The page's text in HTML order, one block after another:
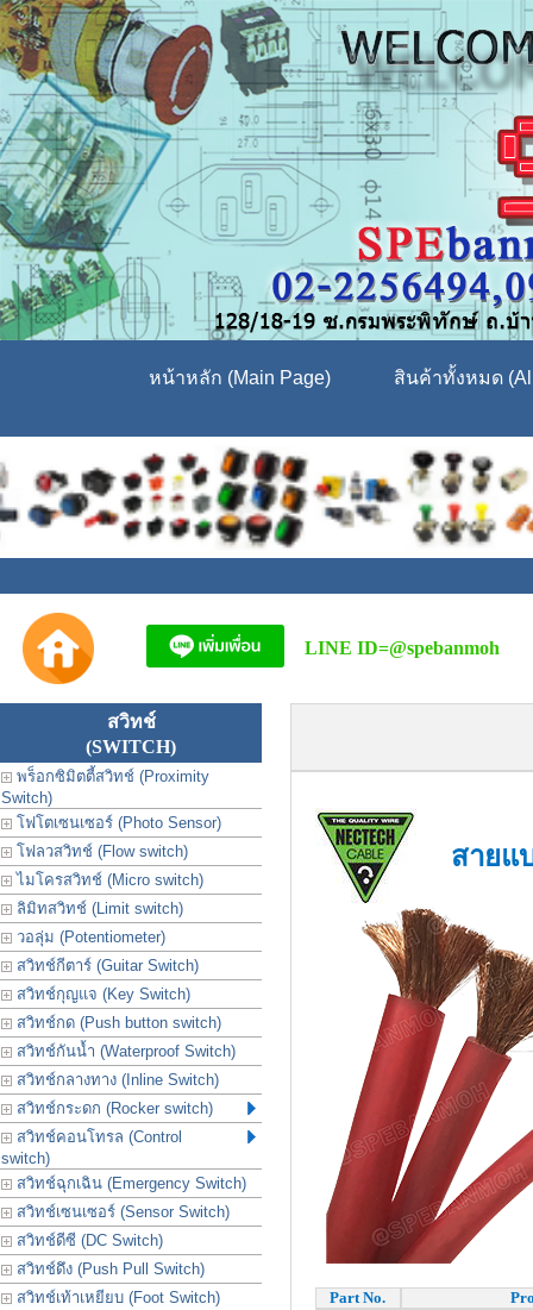
หน้าหลัก (Main Page) สินค้าทั้งหมด
LINE ID=@spebanmoh
สวิทช์
(SWITCH)
พร็อกซิมิตตี้สวิทช์ (Proximity
Switch)
โฟโตเซนเซอร์ (Photo Sensor)
โฟลวสวิทช์ (Flow switch)
ไมโครสวิทช์ (Micro switch)
ลิมิทสวิทช์ (Limit switch)
วอลุ่ม (Potentiometer)
สวิทช์กีตาร์ (Guitar Switch)
สวิทช์กุญแจ (Key Switch)
สวิทช์กด (Push button switch)
สวิทช์กันน้ำ (Waterproof Switch)
สวิทช์กลางทาง (Inline Switch)
สวิทช์กระดก (Rocker switch)
สวิทช์คอนโทรล (Control
switch)
สวิทช์ฉุกเฉิน (Emergency Switch)
สวิทช์เซนเซอร์ (Sensor Switch)
สวิทช์ดีซี (DC Switch)
สวิทช์ดึง (Push Pull Switch)
สวิทช์เท้าเหยียบ (Foot Switch)
สายแ
Part No.